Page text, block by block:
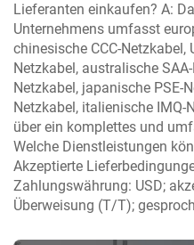
Lieferanten einkaufen? A:
Unternehmens umfasst
chinesische CCC-Netzkabel,
Netzkabel, australische
Netzkabel, japanische PSE-
Netzkabel, italienische
über ein komplettes und
Welche Dienstleistungen
Akzeptierte
Zahlungswährung: USD;
Überweisung (T/T);